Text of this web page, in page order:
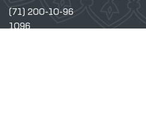
(71) 200-10-96
1096